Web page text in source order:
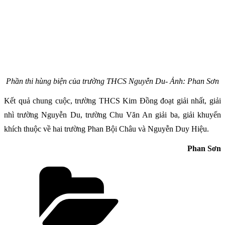
Phần thi hùng biện của trường THCS Nguyễn Du- Ảnh: Phan Sơn
Kết quả chung cuộc, trường THCS Kim Đồng đoạt giải nhất, giải
nhì trường Nguyễn Du, trường Chu Văn An giải ba, giải khuyến
khích thuộc về hai trường Phan Bội Châu và Nguyễn Duy Hiệu.
Phan Sơn